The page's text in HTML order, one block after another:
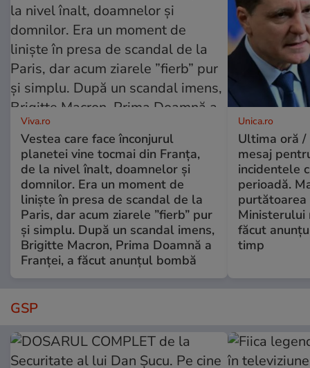
Viva.ro
Vestea care face înconjurul
planetei vine tocmai din Franța,
de la nivel înalt, doamnelor și
domnilor. Era un moment de
liniște în presa de scandal de la
Paris, dar acum ziarele ”fierb” pur
și simplu. După un scandal imens,
Brigitte Macron, Prima Doamnă a
Franței, a făcut anunțul bombă
Unica.ro
Ultima oră /
mesaj
incidentele
perioadă.
purtătoarea
Ministerului
făcut
timp
GSP